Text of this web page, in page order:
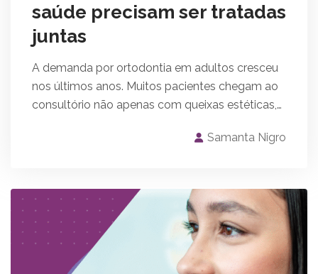
saúde precisam ser tratadas
juntas
A demanda por ortodontia em adultos cresceu
nos últimos anos. Muitos pacientes chegam ao
consultório não apenas com queixas estéticas,…
Samanta Nigro